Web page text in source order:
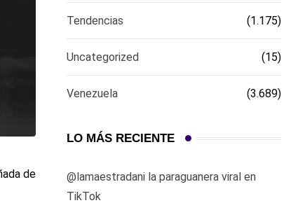
de
Tendencias (1.175)
Uncategorized (15)
Venezuela (3.689)
LO MÁS RECIENTE
‎@lamaestradani la paraguanera viral en
TikTok